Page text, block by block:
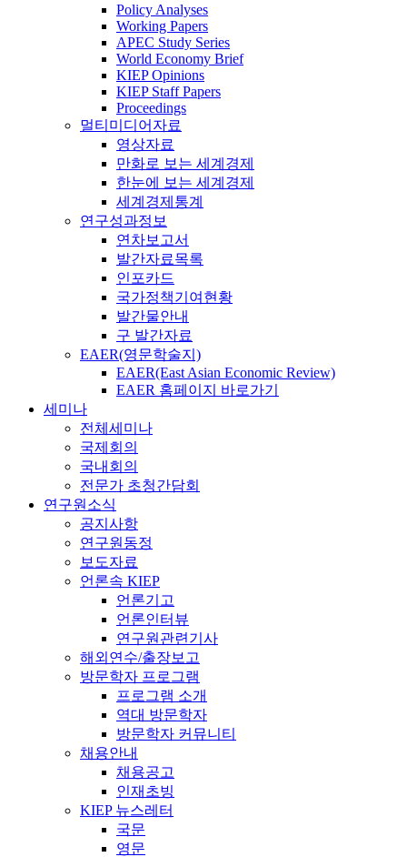
Policy Analyses
Working Papers
APEC Study Series
World Economy Brief
KIEP Opinions
KIEP Staff Papers
Proceedings
멀티미디어자료
영상자료
만화로 보는 세계경제
한눈에 보는 세계경제
세계경제통계
연구성과정보
연차보고서
발간자료목록
인포카드
국가정책기여현황
발간물안내
구 발간자료
EAER(영문학술지)
EAER(East Asian Economic Review)
EAER 홈페이지 바로가기
세미나
전체세미나
국제회의
국내회의
전문가 초청간담회
연구원소식
공지사항
연구원동정
보도자료
언론속 KIEP
언론기고
언론인터뷰
연구원관련기사
해외연수/출장보고
방문학자 프로그램
프로그램 소개
역대 방문학자
방문학자 커뮤니티
채용안내
채용공고
인재초빙
KIEP 뉴스레터
국문
영문